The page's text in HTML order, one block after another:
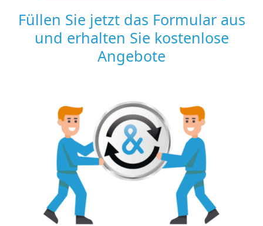
Füllen Sie jetzt das Formular aus
und erhalten Sie kostenlose
Angebote